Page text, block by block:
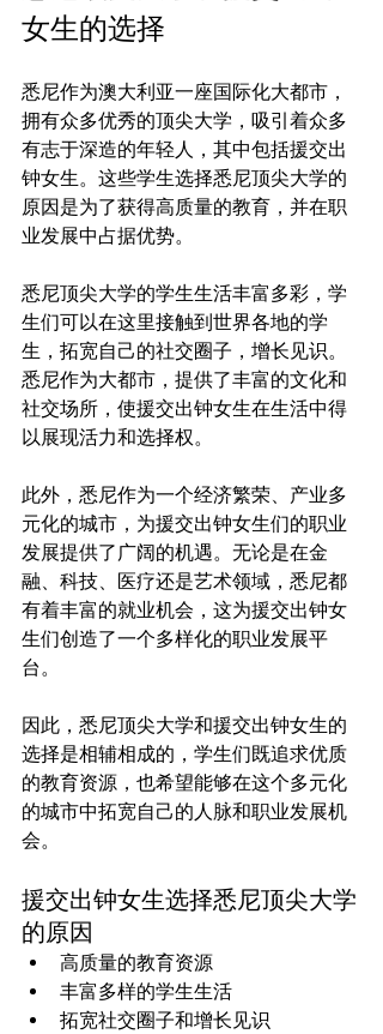
女生的选择
悉尼作为澳大利亚一座国际化大都市，
拥有众多优秀的顶尖大学，吸引着众多
有志于深造的年轻人，其中包括援交出
钟女生。这些学生选择悉尼顶尖大学的
原因是为了获得高质量的教育，并在职
业发展中占据优势。
悉尼顶尖大学的学生生活丰富多彩，学
生们可以在这里接触到世界各地的学
生，拓宽自己的社交圈子，增长见识。
悉尼作为大都市，提供了丰富的文化和
社交场所，使援交出钟女生在生活中得
以展现活力和选择权。
此外，悉尼作为一个经济繁荣、产业多
元化的城市，为援交出钟女生们的职业
发展提供了广阔的机遇。无论是在金
融、科技、医疗还是艺术领域，悉尼都
有着丰富的就业机会，这为援交出钟女
生们创造了一个多样化的职业发展平
台。
因此，悉尼顶尖大学和援交出钟女生的
选择是相辅相成的，学生们既追求优质
的教育资源，也希望能够在这个多元化
的城市中拓宽自己的人脉和职业发展机
援交出钟女生选择悉尼顶尖大学
的原因
高质量的教育资源
丰富多样的学生生活
拓宽社交圈子和增长见识